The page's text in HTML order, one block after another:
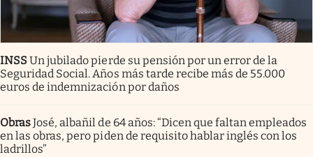
INSSUn jubilado pierde su pensión por un error de la
Seguridad Social. Años más tarde recibe más de 55.000
euros de indemnización por daños
ObrasJosé, albañil de 64 años: “Dicen que faltan empleados
en las obras, pero piden de requisito hablar inglés con los
ladrillos”